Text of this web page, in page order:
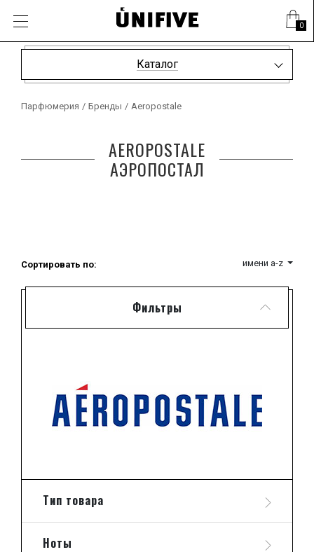
0
Каталог
Парфюмерия / Бренды / Aeropostale
AEROPOSTALE
АЭРОПОСТАЛ
Фильтры
Тип товара
Ноты
Сортировать по: имени a-z